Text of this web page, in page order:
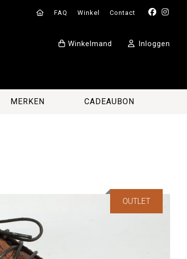
FAQ Winkel Contact
Inloggen
Winkelmand
MERKEN CADEAUBON
OUTLET